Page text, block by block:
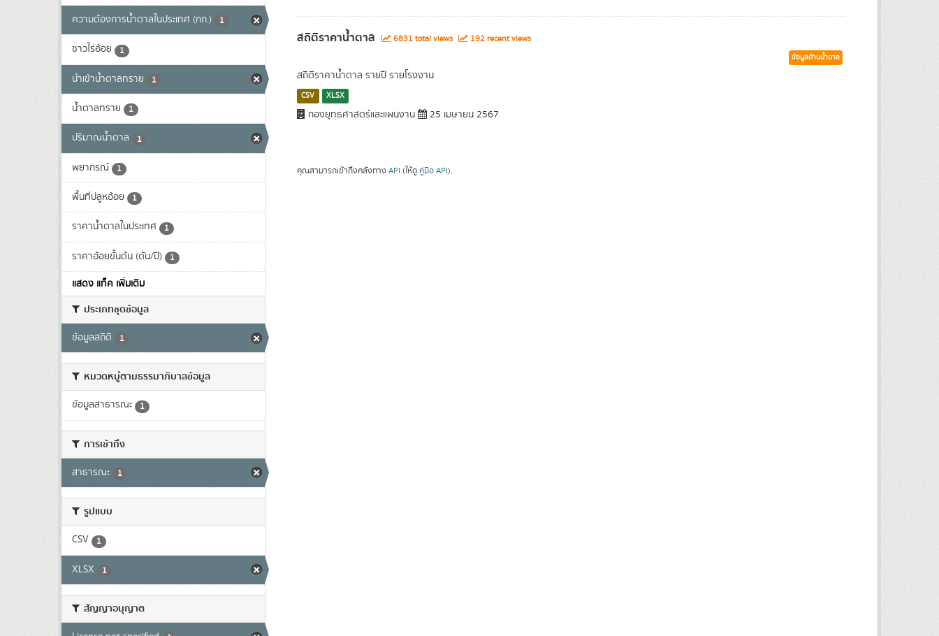
ความต้องการน้ำตาลในประเทศ (กก.) 1
ชาวไร่อ้อย 1
นำเข้าน้ำตาลทราย 1
น้ำตาลทราย 1
ปริมาณน้ำตาล 1
พยากรณ์ 1
พื้นที่ปลูหอ้อย 1
ราคาน้ำตาลในประเทศ 1
ราคาอ้อยขั้นต้น (ตัน/ปี) 1
แสดง แท็ค เพิ่มเติม
ประเภทชุดข้อมูล
ข้อมูลสถิติ 1
หมวดหมู่ตามธรรมาภิบาลข้อมูล
ข้อมูลสาธารณะ 1
การเข้าถึง
สาธารณะ 1
รูปแบบ
CSV 1
XLSX 1
สัญญาอนุญาต
สถิติราคาน้ำตาล 6831 total views 192 recent views
ข้อมูลด้านน้ำตาล
สถิติราคาน้ำตาล รายปี รายโรงงาน
CSV XLSX
กองยุทธศาสตร์และแผนงาน 25 เมษายน 2567
คุณสามารถเข้าถึงคลังทาง API (ให้ดู คู่มือ API).